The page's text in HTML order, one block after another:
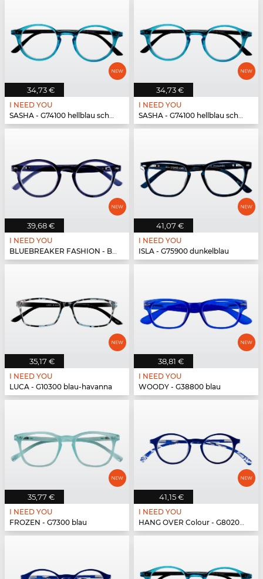
34,73 €
I NEED YOU
SASHA - G74100 hellblau schwarz
34,73 €
I NEED YOU
SASHA - G74100 hellblau schwarz
39,68 €
I NEED YOU
BLUEBREAKER FASHION - BLUEBR Fashion G79700 blau
41,07 €
I NEED YOU
ISLA - G75900 dunkelblau
35,17 €
I NEED YOU
LUCA - G10300 blau-havanna
38,81 €
I NEED YOU
WOODY - G38800 blau
35,77 €
I NEED YOU
FROZEN - G7300 blau
41,15 €
I NEED YOU
HANG OVER Colour - G80200 blau